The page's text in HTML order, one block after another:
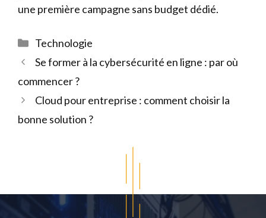
une première campagne sans budget dédié.
Catégories
Technologie
Se former à la cybersécurité en ligne : par où
commencer ?
Cloud pour entreprise : comment choisir la
bonne solution ?